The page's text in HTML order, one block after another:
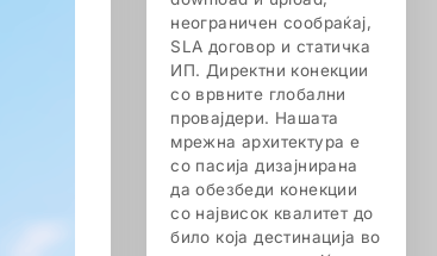
неограничен сообраќај,
SLA договор и статичка
ИП. Директни конекции
со врвните глобални
провајдери. Нашата
мрежна архитектура е
со пасија дизајнирана
да обезбеди конекции
со највисок квалитет до
било која дестинација во